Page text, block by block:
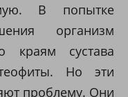
В попытке
организм
краям сустава
Но эти
проблему. Они